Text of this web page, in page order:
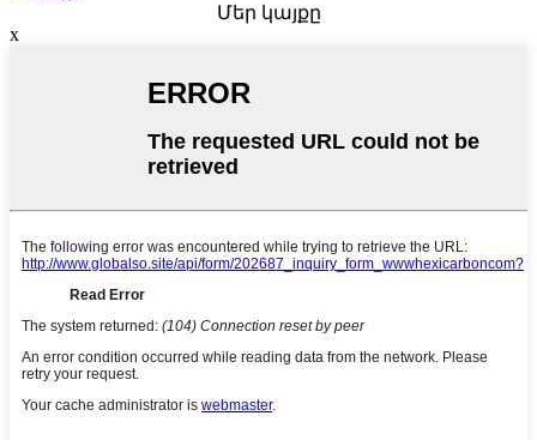
Մեր կայքը
x